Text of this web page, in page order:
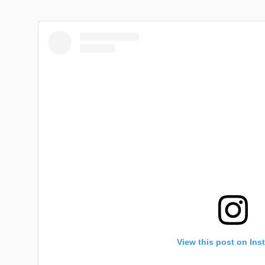
View this post on